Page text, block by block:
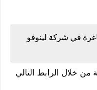
في شركة لينوفو
من خلال الرابط التالي